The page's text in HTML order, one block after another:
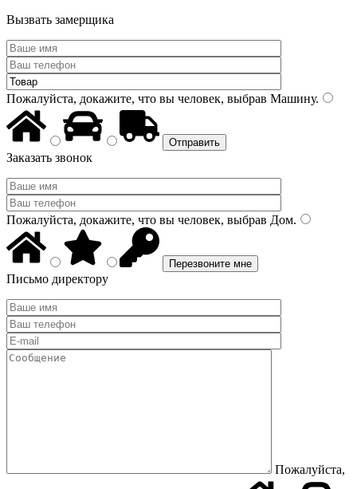
Вызвать замерщика
Пожалуйста, докажите, что вы человек, выбрав Машину.
Заказать звонок
Пожалуйста, докажите, что вы человек, выбрав Дом.
Письмо директору
Пожалуйста,